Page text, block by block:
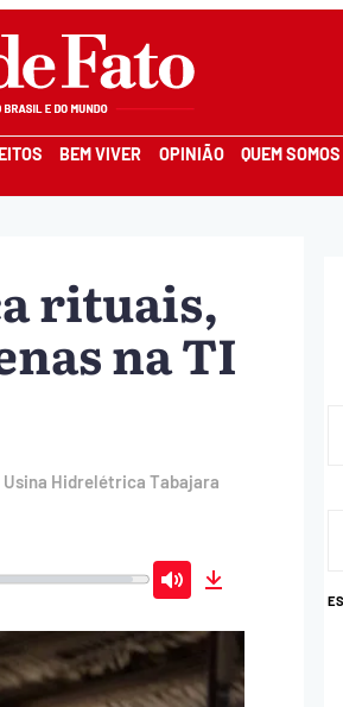
BEM VIVER OPINIÃO QUEM SOMOS
rituais,
na TI
Hidrelétrica Tabajara
Mute